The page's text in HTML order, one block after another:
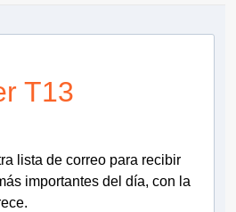
T13
lista de correo para recibir
importantes del día, con la